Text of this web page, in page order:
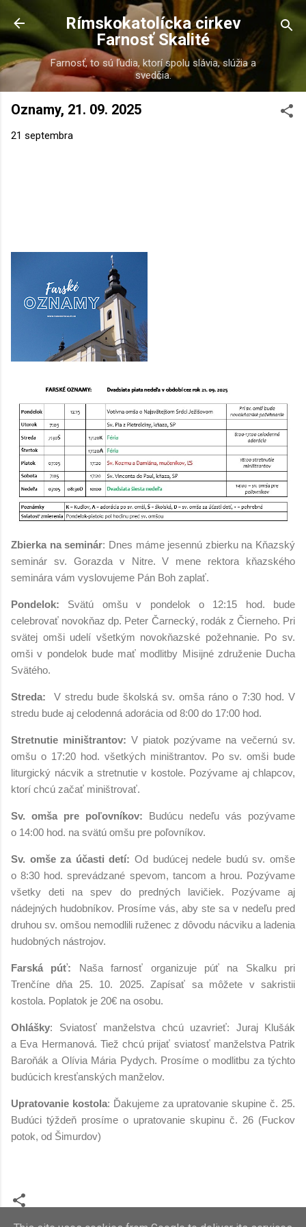
Preskočiť na hlavný obsah
Rímskokatolícka cirkev
Farnosť Skalité
Farnosť, to sú ľudia, ktorí spolu slávia, slúžia a
svedčia.
Oznamy, 21. 09. 2025
21 septembra
Zbierka na seminár: Dnes máme jesennú zbierku na Kňazský
seminár sv. Gorazda v Nitre. V mene rektora kňazského
seminára vám vyslovujeme Pán Boh zaplať.
Pondelok: Svätú omšu v pondelok o 12:15 hod. bude
celebrovať novokňaz dp. Peter Čarnecký, rodák z Čierneho. Pri
svätej omši udelí všetkým novokňazské požehnanie. Po sv.
omši v pondelok bude mať modlitby Misijné združenie Ducha
Svätého.
Streda: V stredu bude školská sv. omša ráno o 7:30 hod. V
stredu bude aj celodenná adorácia od 8:00 do 17:00 hod.
Stretnutie miništrantov: V piatok pozývame na večernú sv.
omšu o 17:20 hod. všetkých miništrantov. Po sv. omši bude
liturgický nácvik a stretnutie v kostole. Pozývame aj chlapcov,
ktorí chcú začať miništrovať.
Sv. omša pre poľovníkov: Budúcu nedeľu vás pozývame
o 14:00 hod. na svätú omšu pre poľovníkov.
Sv. omše za účasti detí: Od budúcej nedele budú sv. omše
o 8:30 hod. sprevádzané spevom, tancom a hrou. Pozývame
všetky deti na spev do predných lavičiek. Pozývame aj
nádejných hudobníkov. Prosíme vás, aby ste sa v nedeľu pred
druhou sv. omšou nemodlili ruženec z dôvodu nácviku a ladenia
hudobných nástrojov.
Farská púť: Naša farnosť organizuje púť na Skalku pri
Trenčíne dňa 25. 10. 2025. Zapísať sa môžete v sakristii
kostola. Poplatok je 20€ na osobu.
Ohlášky: Sviatosť manželstva chcú uzavrieť: Juraj Klušák
a Eva Hermanová. Tiež chcú prijať sviatosť manželstva Patrik
Baroňák a Olívia Mária Pydych. Prosíme o modlitbu za týchto
budúcich kresťanských manželov.
Upratovanie kostola: Ďakujeme za upratovanie skupine č. 25.
Budúci týždeň prosíme o upratovanie skupinu č. 26 (Fuckov
potok, od Šimurdov)